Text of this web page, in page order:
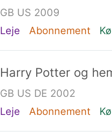
GB US 2009
Leje
Abonnement
Harry Potter og
GB US DE 2002
Leje
Abonnement